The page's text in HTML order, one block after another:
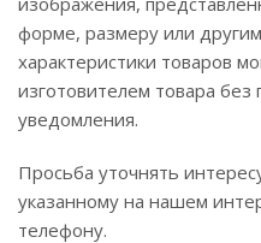
форме, размеру или
характеристики товаров
изготовителем товара без
уведомления.
Просьба уточнять
указанному на нашем
телефону.